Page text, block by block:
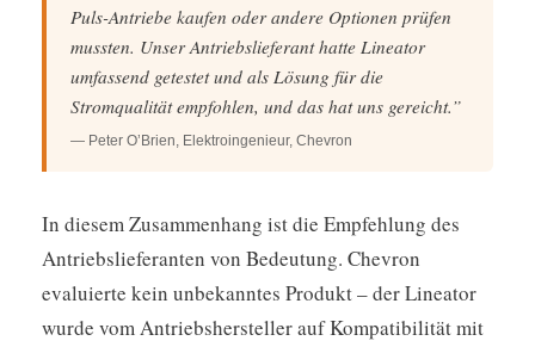
Puls-Antriebe kaufen oder andere Optionen prüfen
mussten. Unser Antriebslieferant hatte Lineator
umfassend getestet und als Lösung für die
Stromqualität empfohlen, und das hat uns gereicht.”
— Peter O’Brien, Elektroingenieur, Chevron
In diesem Zusammenhang ist die Empfehlung des
Antriebslieferanten von Bedeutung. Chevron
evaluierte kein unbekanntes Produkt – der Lineator
wurde vom Antriebshersteller auf Kompatibilität mit